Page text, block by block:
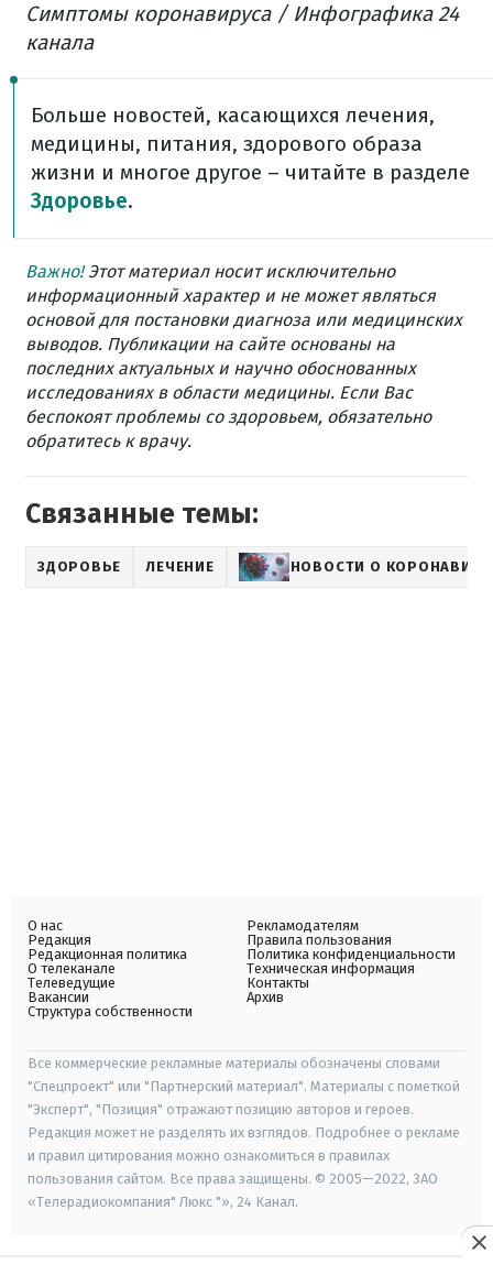
Симптомы коронавируса / Инфографика 24
канала
Больше новостей, касающихся лечения,
медицины, питания, здорового образа
жизни и многое другое – читайте в разделе
Здоровье.
Важно!Этот материал носит исключительно
информационный характер и не может являться
основой для постановки диагноза или медицинских
выводов. Публикации на сайте основаны на
последних актуальных и научно обоснованных
исследованиях в области медицины. Если Вас
беспокоят проблемы со здоровьем, обязательно
обратитесь к врачу.
Связанные темы:
ЗДОРОВЬЕ ЛЕЧЕНИЕ НОВОСТИ О
О нас
Редакция
Редакционная политика
О телеканале
Телеведущие
Вакансии
Структура собственности
Рекламодателям
Правила пользования
Политика конфиденциальности
Техническая информация
Контакты
Архив
Все коммерческие рекламные материалы обозначены словами
"Спецпроект" или "Партнерский материал". Материалы с пометкой
"Эксперт", "Позиция" отражают позицию авторов и героев.
Редакция может не разделять их взглядов. Подробнее о рекламе
и правил цитирования можно ознакомиться в правилах
пользования сайтом. Все права защищены. © 2005—2022, ЗАО
«Телерадиокомпания" Люкс "», 24 Канал.